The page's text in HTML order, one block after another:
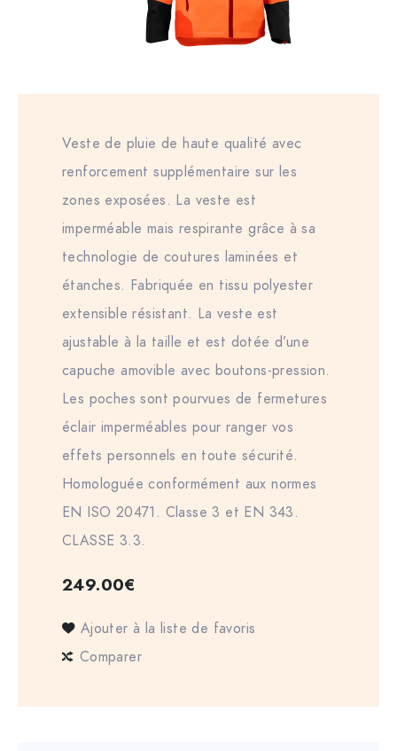
Veste de pluie de haute qualité avec
renforcement supplémentaire sur les
zones exposées. La veste est
imperméable mais respirante grâce à sa
technologie de coutures laminées et
étanches. Fabriquée en tissu polyester
extensible résistant. La veste est
ajustable à la taille et est dotée d’une
capuche amovible avec boutons-pression.
Les poches sont pourvues de fermetures
éclair imperméables pour ranger vos
effets personnels en toute sécurité.
Homologuée conformément aux normes
EN ISO 20471. Classe 3 et EN 343.
CLASSE 3.3.
249.00€
Ajouter à la liste de favoris
Comparer